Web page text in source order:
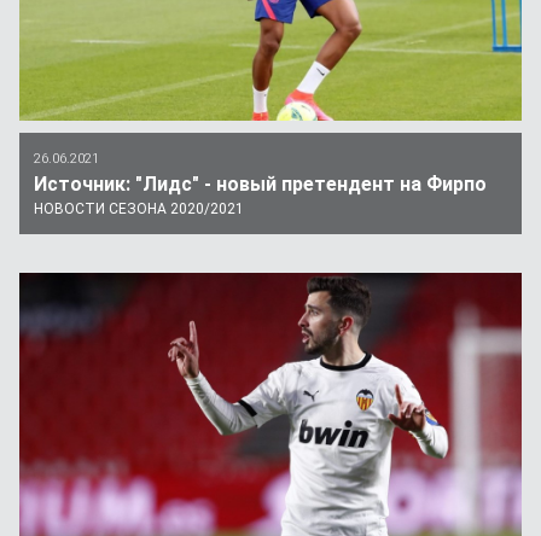
НОВОСТИ СЕЗОНА 2020/2021
Источник: "Лидс" - новый претендент на Фирпо
26.06.2021